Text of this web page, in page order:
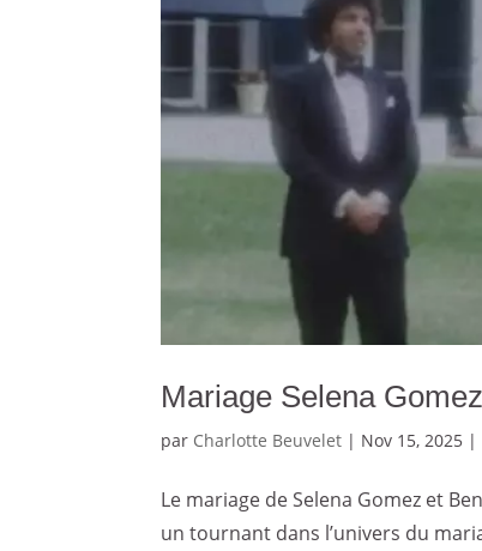
Mariage Selena
par Charlotte Beuvelet | Nov 15, 2025 |
Le mariage de Selena Gomez et
un tournant dans l’univers du